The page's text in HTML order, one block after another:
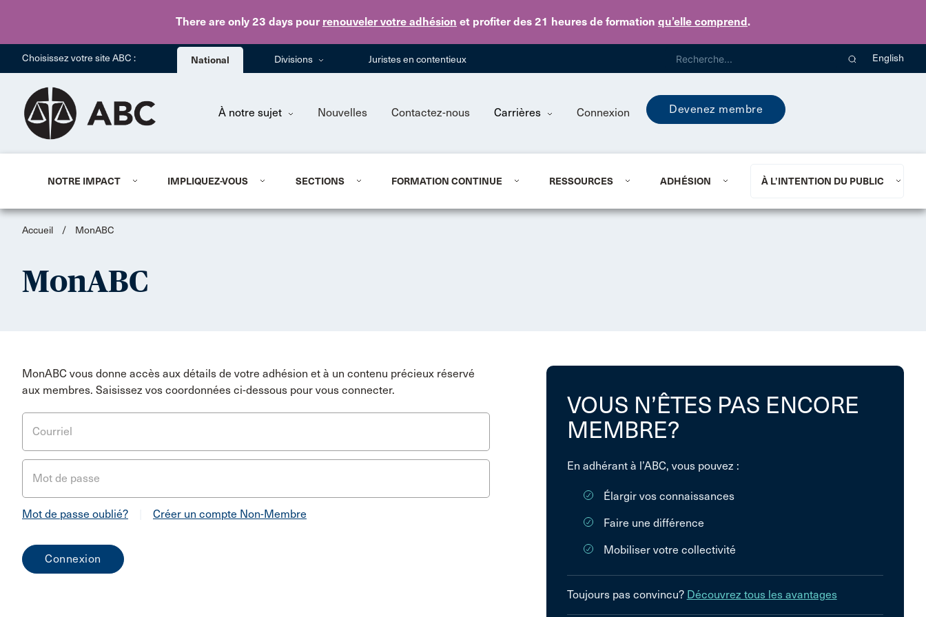
There are only 23 days pour renouveler votre adhésion et profiter des 21 heures de formation qu’elle comprend.
Skip to main content
Choisissez votre site ABC : National Divisions Juristes en contentieux English
À notre sujet Nouvelles Contactez-nous Carrières Connexion Devenez membre
NOTRE IMPACT IMPLIQUEZ-VOUS SECTIONS FORMATION CONTINUE RESSOURCES ADHÉSION À L’INTENTION DU PUBLIC
Accueil / MonABC
MonABC
MonABC vous donne accès aux détails de votre adhésion et à un contenu précieux réservé
aux membres. Saisissez vos coordonnées ci-dessous pour vous connecter.
Courriel
Mot de passe
Mot de passe oublié? Créer un compte Non-Membre
VOUS N’ÊTES PAS ENCORE
MEMBRE?
En adhérant à l’ABC, vous pouvez :
Élargir vos connaissances
Faire une différence
Mobiliser votre collectivité
Toujours pas convincu? Découvrez tous les avantages